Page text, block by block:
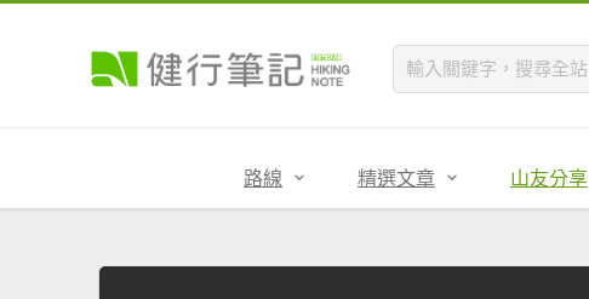
路線 精選文章 山友分享